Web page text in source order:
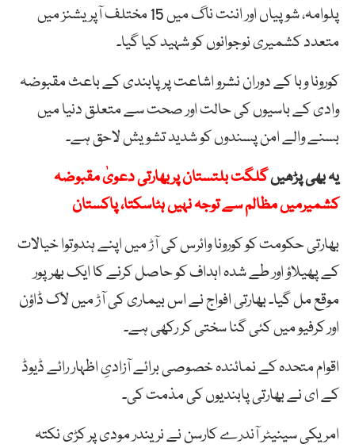
پلوامہ، شوپیاں اور اننت ناگ میں 15 مختلف آپریشنز میں
متعدد کشمیری نوجوانوں کو شہید کیا گیا۔
کورونا وبا کے دوران نشرو اشاعت پر پابندی کے باعث مقبوضہ
وادی کے باسیوں کی حالت اور صحت سے متعلق دنیا میں
بسنے والے امن پسندوں کو شدید تشویش لاحق ہے۔
یہ بھی پڑھیںگلگت بلتستان پربھارتی دعویٰ مقبوضہ
کشمیرمیں مظالم سے توجہ نہیں ہٹاسکتا، پاکستان
بھارتی حکومت کو کورونا وائرس کی آڑ میں اپنے ہندوتوا خیالات
کے پھیلاؤ اور طے شدہ اہداف کو حاصل کرنے کا ایک بھرپور
موقع مل گیا۔ بھارتی افواج نے اس بیماری کی آڑ میں لاک ڈاؤن
اور کرفیو میں کئی گنا سختی کر رکھی ہے۔
اقوام متحدہ کے نمائندہ خصوصی برائے آزادیِ اظہار رائے ڈیوڈ
کے ای نے بھارتی پابندیوں کی مذمت کی۔
امریکی سینیٹر آندرے کارسن نے نریندر مودی پر کڑی نکتہ